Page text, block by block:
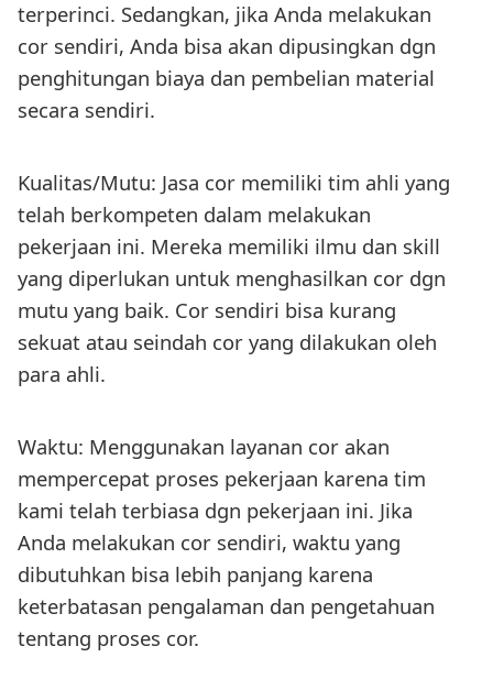
terperinci. Sedangkan, jika Anda melakukan
cor sendiri, Anda bisa akan dipusingkan dgn
penghitungan biaya dan pembelian material
secara sendiri.
Kualitas/Mutu: Jasa cor memiliki tim ahli yang
telah berkompeten dalam melakukan
pekerjaan ini. Mereka memiliki ilmu dan skill
yang diperlukan untuk menghasilkan cor dgn
mutu yang baik. Cor sendiri bisa kurang
sekuat atau seindah cor yang dilakukan oleh
para ahli.
Waktu: Menggunakan layanan cor akan
mempercepat proses pekerjaan karena tim
kami telah terbiasa dgn pekerjaan ini. Jika
Anda melakukan cor sendiri, waktu yang
dibutuhkan bisa lebih panjang karena
keterbatasan pengalaman dan pengetahuan
tentang proses cor.